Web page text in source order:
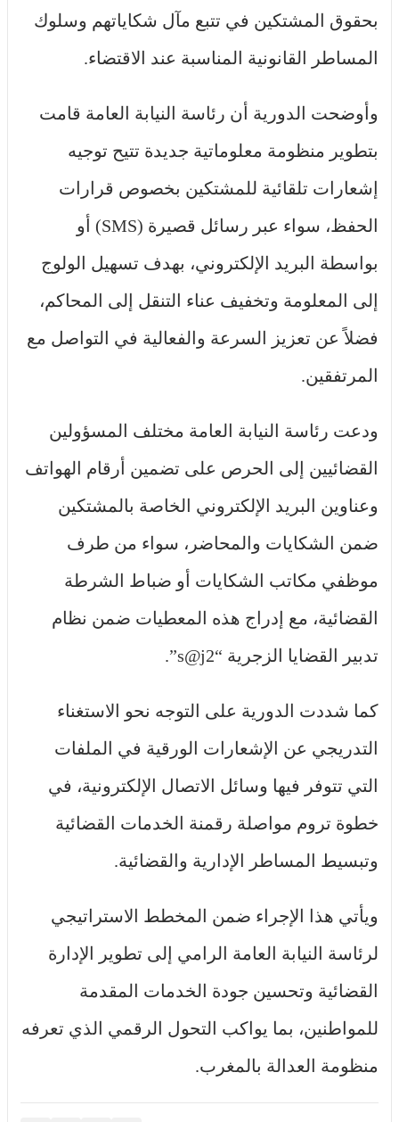
بحقوق المشتكين في تتبع مآل شكاياتهم وسلوك
المساطر القانونية المناسبة عند الاقتضاء.
وأوضحت الدورية أن رئاسة النيابة العامة قامت
بتطوير منظومة معلوماتية جديدة تتيح توجيه
إشعارات تلقائية للمشتكين بخصوص قرارات
الحفظ، سواء عبر رسائل قصيرة (SMS) أو
بواسطة البريد الإلكتروني، بهدف تسهيل الولوج
إلى المعلومة وتخفيف عناء التنقل إلى المحاكم،
فضلاً عن تعزيز السرعة والفعالية في التواصل مع
المرتفقين.
ودعت رئاسة النيابة العامة مختلف المسؤولين
القضائيين إلى الحرص على تضمين أرقام الهواتف
وعناوين البريد الإلكتروني الخاصة بالمشتكين
ضمن الشكايات والمحاضر، سواء من طرف
موظفي مكاتب الشكايات أو ضباط الشرطة
القضائية، مع إدراج هذه المعطيات ضمن نظام
تدبير القضايا الزجرية “s@j2”.
كما شددت الدورية على التوجه نحو الاستغناء
التدريجي عن الإشعارات الورقية في الملفات
التي تتوفر فيها وسائل الاتصال الإلكترونية، في
خطوة تروم مواصلة رقمنة الخدمات القضائية
وتبسيط المساطر الإدارية والقضائية.
ويأتي هذا الإجراء ضمن المخطط الاستراتيجي
لرئاسة النيابة العامة الرامي إلى تطوير الإدارة
القضائية وتحسين جودة الخدمات المقدمة
للمواطنين، بما يواكب التحول الرقمي الذي تعرفه
منظومة العدالة بالمغرب.